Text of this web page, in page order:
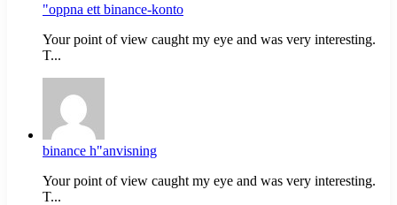
"oppna ett binance-konto
Your point of view caught my eye and was very interesting.
T...
binance h"anvisning
Your point of view caught my eye and was very interesting.
T...